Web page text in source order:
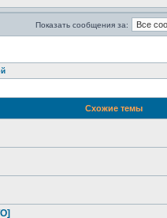
Показать сообщения за:
Схожие темы